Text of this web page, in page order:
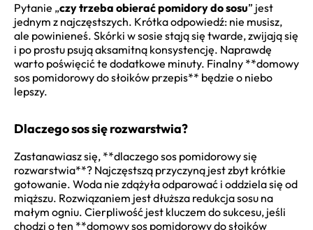
Pytanie „czy trzeba obierać pomidory do sosu” jest
jednym z najczęstszych. Krótka odpowiedź: nie musisz,
ale powinieneś. Skórki w sosie stają się twarde, zwijają się
i po prostu psują aksamitną konsystencję. Naprawdę
warto poświęcić te dodatkowe minuty. Finalny **domowy
sos pomidorowy do słoików przepis** będzie o niebo
lepszy.
Dlaczego sos się rozwarstwia?
Zastanawiasz się, **dlaczego sos pomidorowy się
rozwarstwia**? Najczęstszą przyczyną jest zbyt krótkie
gotowanie. Woda nie zdążyła odparować i oddziela się od
miąższu. Rozwiązaniem jest dłuższa redukcja sosu na
małym ogniu. Cierpliwość jest kluczem do sukcesu, jeśli
chodzi o ten **domowy sos pomidorowy do słoików